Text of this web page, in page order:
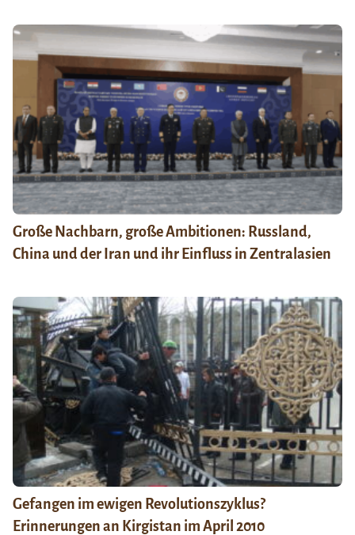
Große Nachbarn, große Ambitionen: Russland,
China und der Iran und ihr Einfluss in Zentralasien
Gefangen im ewigen Revolutionszyklus?
Erinnerungen an Kirgistan im April 2010